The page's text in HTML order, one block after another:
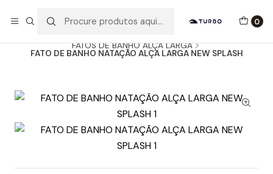
0
FATOS DE BANHO ALÇA LARGA
FATO DE BANHO NATAÇÃO ALÇA LARGA NEW SPLASH